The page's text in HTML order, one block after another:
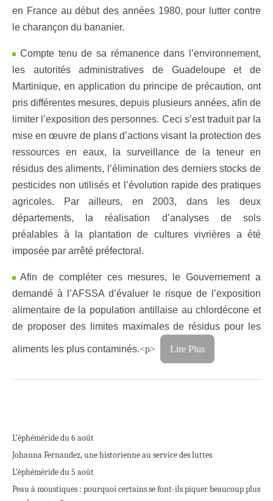
en France au début des années 1980, pour lutter contre
le charançon du bananier.
Compte tenu de sa rémanence dans l’environnement,
les autorités administratives de Guadeloupe et de
Martinique, en application du principe de précaution, ont
pris différentes mesures, depuis plusieurs années, afin de
limiter l’exposition des personnes. Ceci s’est traduit par la
mise en œuvre de plans d’actions visant la protection des
ressources en eaux, la surveillance de la teneur en
résidus des aliments, l’élimination des derniers stocks de
pesticides non utilisés et l’évolution rapide des pratiques
agricoles. Par ailleurs, en 2003, dans les deux
départements, la réalisation d’analyses de sols
préalables à la plantation de cultures vivrières a été
imposée par arrêté préfectoral.
Afin de compléter ces mesures, le Gouvernement a
demandé à l’AFSSA d’évaluer le risque de l’exposition
alimentaire de la population antillaise au chlordécone et
de proposer des limites maximales de résidus pour les
aliments les plus contaminés.<p> Lire Plus
L’éphéméride du 6 août
Johanna Fernandez, une historienne au service des luttes
L’éphéméride du 5 août
Peau à moustiques : pourquoi certains se font-ils piquer beaucoup plus